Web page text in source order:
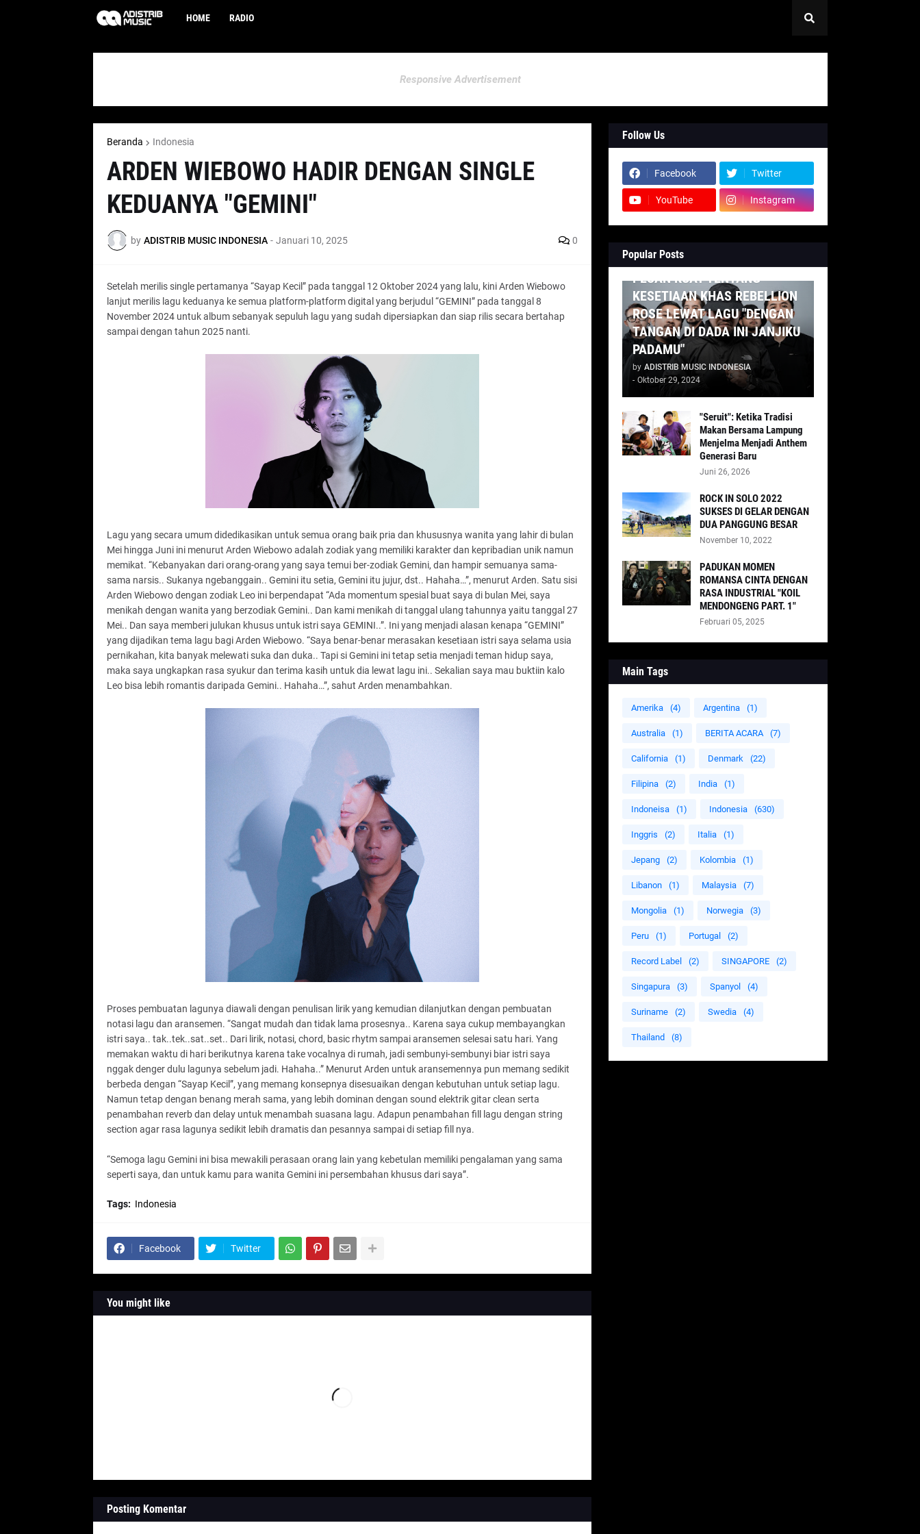
HOME RADIO
Responsive Advertisement
Beranda Indonesia
ARDEN WIEBOWO HADIR DENGAN SINGLE
KEDUANYA "GEMINI"
by ADISTRIB MUSIC INDONESIA - Januari 10, 2025 0
Setelah merilis single pertamanya “Sayap Kecil” pada tanggal 12 Oktober 2024 yang lalu, kini Arden Wiebowo
lanjut merilis lagu keduanya ke semua platform-platform digital yang berjudul “GEMINI” pada tanggal 8
November 2024 untuk album sebanyak sepuluh lagu yang sudah dipersiapkan dan siap rilis secara bertahap
sampai dengan tahun 2025 nanti.
Lagu yang secara umum didedikasikan untuk semua orang baik pria dan khususnya wanita yang lahir di bulan
Mei hingga Juni ini menurut Arden Wiebowo adalah zodiak yang memiliki karakter dan kepribadian unik namun
memikat. “Kebanyakan dari orang-orang yang saya temui ber-zodiak Gemini, dan hampir semuanya sama-
sama narsis.. Sukanya ngebanggain.. Gemini itu setia, Gemini itu jujur, dst.. Hahaha…”, menurut Arden. Satu sisi
Arden Wiebowo dengan zodiak Leo ini berpendapat “Ada momentum spesial buat saya di bulan Mei, saya
menikah dengan wanita yang berzodiak Gemini.. Dan kami menikah di tanggal ulang tahunnya yaitu tanggal 27
Mei.. Dan saya memberi julukan khusus untuk istri saya GEMINI..”. Ini yang menjadi alasan kenapa “GEMINI”
yang dijadikan tema lagu bagi Arden Wiebowo. “Saya benar-benar merasakan kesetiaan istri saya selama usia
pernikahan, kita banyak melewati suka dan duka.. Tapi si Gemini ini tetap setia menjadi teman hidup saya,
maka saya ungkapkan rasa syukur dan terima kasih untuk dia lewat lagu ini.. Sekalian saya mau buktiin kalo
Leo bisa lebih romantis daripada Gemini.. Hahaha…”, sahut Arden menambahkan.
Proses pembuatan lagunya diawali dengan penulisan lirik yang kemudian dilanjutkan dengan pembuatan
notasi lagu dan aransemen. “Sangat mudah dan tidak lama prosesnya.. Karena saya cukup membayangkan
istri saya.. tak..tek..sat..set.. Dari lirik, notasi, chord, basic rhytm sampai aransemen selesai satu hari. Yang
memakan waktu di hari berikutnya karena take vocalnya di rumah, jadi sembunyi-sembunyi biar istri saya
nggak denger dulu lagunya sebelum jadi. Hahaha..” Menurut Arden untuk aransemennya pun memang sedikit
berbeda dengan “Sayap Kecil”, yang memang konsepnya disesuaikan dengan kebutuhan untuk setiap lagu.
Namun tetap dengan benang merah sama, yang lebih dominan dengan sound elektrik gitar clean serta
penambahan reverb dan delay untuk menambah suasana lagu. Adapun penambahan fill lagu dengan string
section agar rasa lagunya sedikit lebih dramatis dan pesannya sampai di setiap fill nya.
“Semoga lagu Gemini ini bisa mewakili perasaan orang lain yang kebetulan memiliki pengalaman yang sama
seperti saya, dan untuk kamu para wanita Gemini ini persembahan khusus dari saya”.
Tags: Indonesia
Facebook Twitter
You might like
Posting Komentar
Follow Us
Facebook Twitter
YouTube Instagram
Popular Posts
INDONESIA
PESAN KUAT TENTANG
KESETIAAN KHAS REBELLION
ROSE LEWAT LAGU "DENGAN
TANGAN DI DADA INI JANJIKU
PADAMU"
by ADISTRIB MUSIC INDONESIA
- Oktober 29, 2024
"Seruit": Ketika Tradisi
Makan Bersama Lampung
Menjelma Menjadi Anthem
Generasi Baru
Juni 26, 2026
ROCK IN SOLO 2022
SUKSES DI GELAR DENGAN
DUA PANGGUNG BESAR
November 10, 2022
PADUKAN MOMEN
ROMANSA CINTA DENGAN
RASA INDUSTRIAL "KOIL
MENDONGENG PART. 1"
Februari 05, 2025
Main Tags
Amerika (4) Argentina (1)
Australia (1) BERITA ACARA (7)
California (1) Denmark (22)
Filipina (2) India (1)
Indoneisa (1) Indonesia (630)
Inggris (2) Italia (1)
Jepang (2) Kolombia (1)
Libanon (1) Malaysia (7)
Mongolia (1) Norwegia (3)
Peru (1) Portugal (2)
Record Label (2) SINGAPORE (2)
Singapura (3) Spanyol (4)
Suriname (2) Swedia (4)
Thailand (8)